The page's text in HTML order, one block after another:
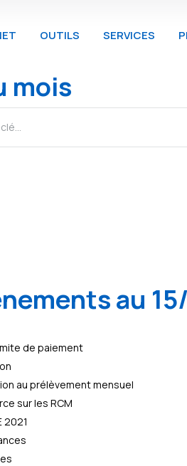
OUTILS SERVICES
mois
au
de paiement
au prélèvement mensuel
sur les RCM
2021